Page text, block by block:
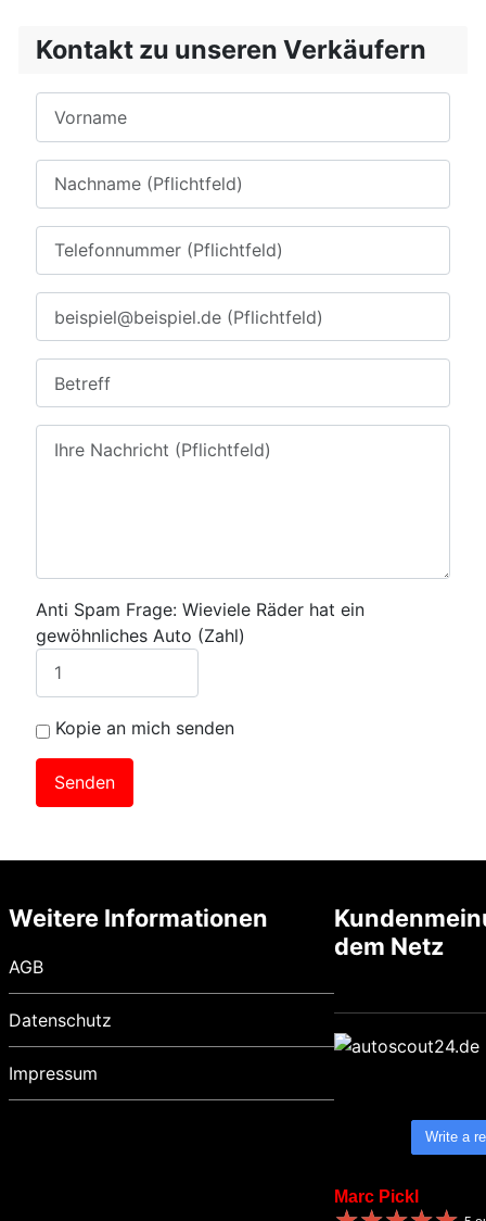
Kontakt zu unseren Verkäufern
Anti Spam Frage: Wieviele Räder hat ein
gewöhnliches Auto (Zahl)
Kopie an mich senden
Weitere Informationen
AGB
Datenschutz
Impressum
dem Netz
Write a
Marc Pickl